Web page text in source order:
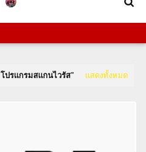
โปรแกรมสแกนไวรัส แสดงทั้งหมด